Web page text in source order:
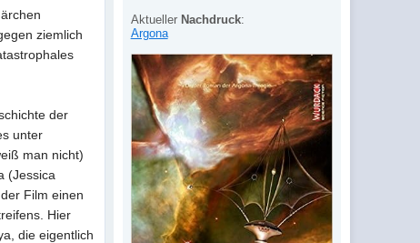
ziemlich
der
unter
man nicht)
(Jessica
Film einen
Hier
die eigentlich
Aktueller Nachdruck:
Argona